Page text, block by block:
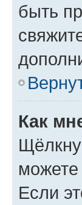
быть
Как
Если